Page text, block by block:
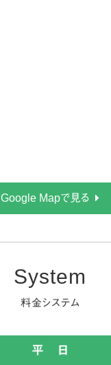
Google Mapで見る
System
料金システム
平 日